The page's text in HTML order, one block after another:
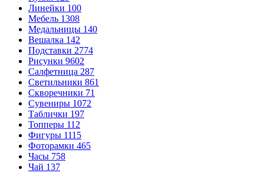
Линейки 100
Мебель 1308
Медальницы 140
Вешалка 142
Подставки 2774
Рисунки 9602
Салфетница 287
Светильники 861
Скворечники 71
Сувениры 1072
Таблички 197
Топперы 112
Фигуры 1115
Фоторамки 465
Часы 758
Чай 137